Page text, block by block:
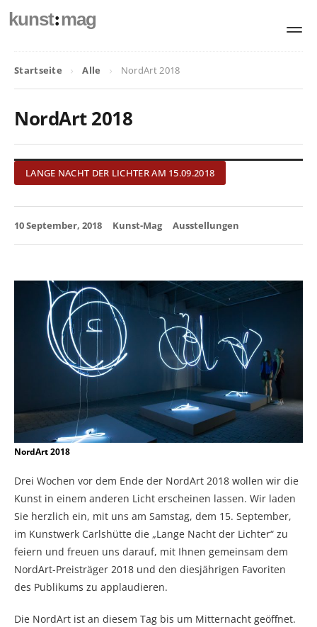
kunst:mag
Startseite Alle NordArt 2018
NordArt 2018
LANGE NACHT DER LICHTER AM 15.09.2018
10 September, 2018 Kunst-Mag Ausstellungen
NordArt 2018
Drei Wochen vor dem Ende der NordArt 2018 wollen wir die
Kunst in einem anderen Licht erscheinen lassen. Wir laden
Sie herzlich ein, mit uns am Samstag, dem 15. September,
im Kunstwerk Carlshütte die „Lange Nacht der Lichter“ zu
feiern und freuen uns darauf, mit Ihnen gemeinsam dem
NordArt-Preisträger 2018 und den diesjährigen Favoriten
des Publikums zu applaudieren.
Die NordArt ist an diesem Tag bis um Mitternacht geöffnet.